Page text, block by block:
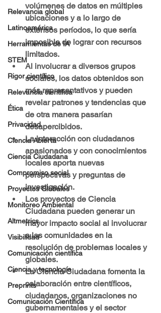
Relevancia global
Latinoamérica
Herramientas de IA
STEM
Rigor científico
Relevancia científica
Ética
Privacidad
Ciencia Abierta
Ciencia Ciudadana
Compromiso social
Proyectos Globales
Monitoreo Ambiental
Altmetrics
Visibilidad
Comunicación científica
Ciencia y tecnología
Preprints
Comunicación Científica
volúmenes de datos en múltiples
ubicaciones y a lo largo de
extensos períodos, lo que sería
imposible de lograr con recursos
limitados.
Al involucrar a diversos grupos
sociales, los datos obtenidos son
más representativos y pueden
revelar patrones y tendencias que
de otra manera pasarían
desapercibidos.
La interacción con ciudadanos
apasionados y con conocimientos
locales aporta nuevas
perspectivas y preguntas de
investigación.
Los proyectos de Ciencia
Ciudadana pueden generar un
mayor impacto social al involucrar
a las comunidades en la
resolución de problemas locales y
globales.
La Ciencia Ciudadana fomenta la
colaboración entre científicos,
ciudadanos, organizaciones no
gubernamentales y el sector